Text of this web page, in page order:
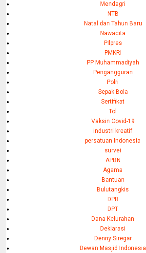
Mendagri
NTB
Natal dan Tahun Baru
Nawacita
PIlpres
PMKRI
PP Muhammadiyah
Pengangguran
Polri
Sepak Bola
Sertifikat
Tol
Vaksin Covid-19
industri kreatif
persatuan Indonesia
survei
APBN
Agama
Bantuan
Bulutangkis
DPR
DPT
Dana Kelurahan
Deklarasi
Denny Siregar
Dewan Masjid Indonesia